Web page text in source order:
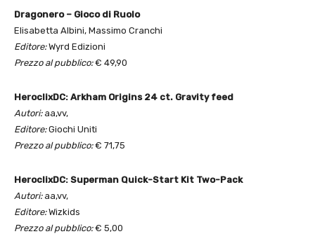
Dragonero – Gioco di Ruolo
Elisabetta Albini, Massimo Cranchi
Editore:Wyrd Edizioni
Prezzo al pubblico:€ 49,90
HeroclixDC: Arkham Origins 24 ct. Gravity feed
Autori:aa,vv,
Editore:Giochi Uniti
Prezzo al pubblico:€ 71,75
HeroclixDC: Superman Quick-Start Kit Two-Pack
Autori:aa,vv,
Editore:Wizkids
Prezzo al pubblico:€ 5,00